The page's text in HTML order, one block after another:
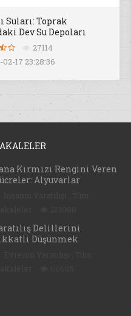
Suları: Toprak
Dev Su Depoları
27114
02-17 23:28:36
Kırmızı Rengini Veren
Alyuvarlar
Delillerini
Düşünmek